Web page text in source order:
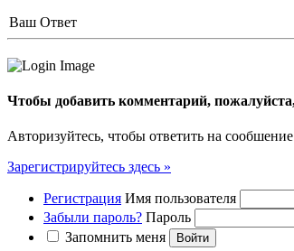
Ваш Ответ
Чтобы добавить комментарий, пожалуйста,
Авторизуйтесь, чтобы ответить на
Зарегистрируйтесь здесь »
Регистрация Имя пользователя
Забыли пароль? Пароль
Запомнить меня